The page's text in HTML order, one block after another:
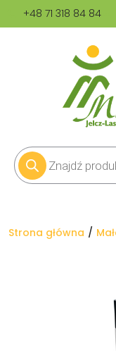
+48 71 318 84 84
Jesteś tutaj:
Strona główna